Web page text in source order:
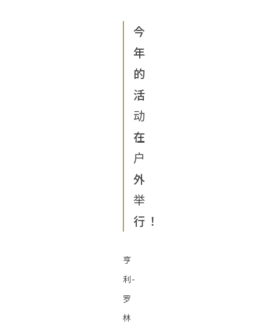
今
年
的
活
动
在
户
外
举
行！
亨
利-
罗
林